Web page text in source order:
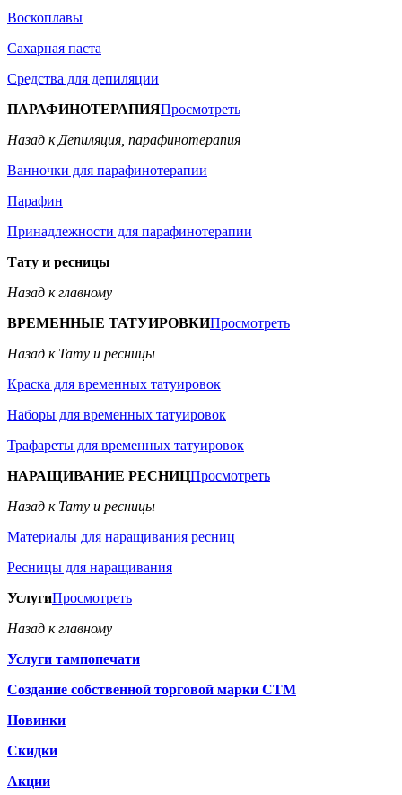
Воскоплавы
Сахарная паста
Средства для депиляции
ПАРАФИНОТЕРАПИЯПросмотреть
Назад к Депиляция, парафинотерапия
Ванночки для парафинотерапии
Парафин
Принадлежности для парафинотерапии
Тату и ресницы
Назад к главному
ВРЕМЕННЫЕ ТАТУИРОВКИПросмотреть
Назад к Тату и ресницы
Краска для временных татуировок
Наборы для временных татуировок
Трафареты для временных татуировок
НАРАЩИВАНИЕ РЕСНИЦПросмотреть
Назад к Тату и ресницы
Материалы для наращивания ресниц
Ресницы для наращивания
УслугиПросмотреть
Назад к главному
Услуги тампопечати
Создание собственной торговой марки СТМ
Новинки
Скидки
Акции